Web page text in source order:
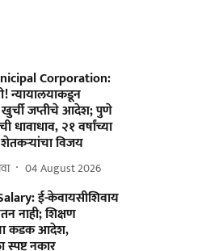
Corporation:
न्यायालयाकडून
जप्तीचे आदेश; पुणे
धावाधाव, २१ वर्षांच्या
विजय
04 August 2026
ई-केवायसीशिवाय
नाही; शिक्षण
कडक आदेश,
स्पष्ट नकार